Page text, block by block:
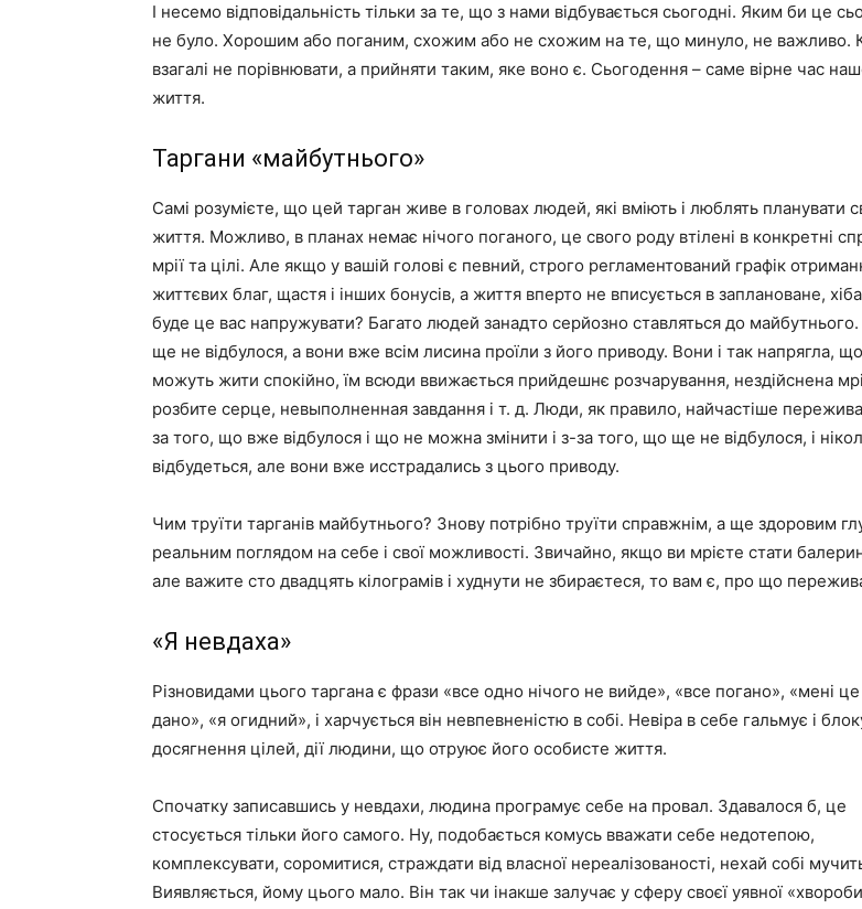
І несемо відповідальність тільки за те, що з нами відбувається сьогодні. Яким би це
не було. Хорошим або поганим, схожим або не схожим на те, що минуло, не важливо.
взагалі не порівнювати, а прийняти таким, яке воно є. Сьогодення – саме вірне час
життя.
Таргани «майбутнього»
Самі розумієте, що цей тарган живе в головах людей, які вміють і люблять планувати
життя. Можливо, в планах немає нічого поганого, це свого роду втілені в конкретні
мрії та цілі. Але якщо у вашій голові є певний, строго регламентований графік
життєвих благ, щастя і інших бонусів, а життя вперто не вписується в заплановане,
буде це вас напружувати? Багато людей занадто серйозно ставляться до
ще не відбулося, а вони вже всім лисина проїли з його приводу. Вони і так напрягла,
можуть жити спокійно, їм всюди ввижається прийдешнє розчарування, нездійснена
розбите серце, невыполненная завдання і т. д. Люди, як правило, найчастіше
за того, що вже відбулося і що не можна змінити і з-за того, що ще не відбулося, і
відбудеться, але вони вже исстрадались з цього приводу.
Чим труїти тарганів майбутнього? Знову потрібно труїти справжнім, а ще здоровим
реальним поглядом на себе і свої можливості. Звичайно, якщо ви мрієте стати
але важите сто двадцять кілограмів і худнути не збираєтеся, то вам є, про що
«Я невдаха»
Різновидами цього таргана є фрази «все одно нічого не вийде», «все погано», «мені
дано», «я огидний», і харчується він невпевненістю в собі. Невіра в себе гальмує і
досягнення цілей, дії людини, що отруює його особисте життя.
Спочатку записавшись у невдахи, людина програмує себе на провал. Здавалося б, це
стосується тільки його самого. Ну, подобається комусь вважати себе недотепою,
комплексувати, соромитися, страждати від власної нереалізованості, нехай собі
Виявляється, йому цього мало. Він так чи інакше залучає у сферу своєї уявної